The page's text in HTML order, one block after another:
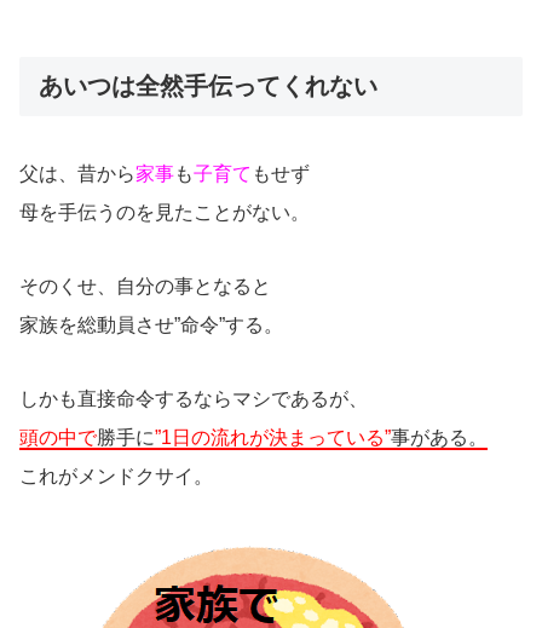
あいつは全然手伝ってくれない
父は、昔から家事も子育て もせず
母を手伝うのを見たことがない。
そのくせ、自分の事となると
家族を総動員させ”命令”する。
しかも直接命令するならマシであるが、
頭の中で勝手に”1日の流れが決まっている”事がある。
これがメンドクサイ。